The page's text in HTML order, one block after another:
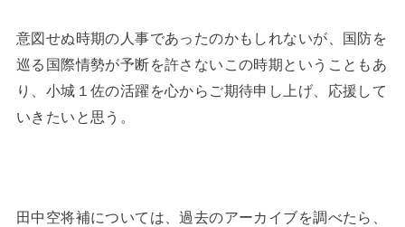
意図せぬ時期の人事であったのかもしれないが、国防を
巡る国際情勢が予断を許さないこの時期ということもあ
り、小城１佐の活躍を心からご期待申し上げ、応援して
いきたいと思う。
田中空将補については、過去のアーカイブを調べたら、